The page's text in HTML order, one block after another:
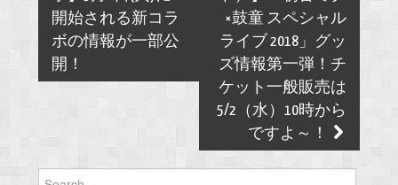
開始される新コラ
ボの情報が一部公
開！
×鼓童 スペシャル
ライブ 2018」グッ
ズ情報第一弾！チ
ケット一般販売は
5/2（水）10時から
ですよ～！